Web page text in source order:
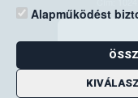
Alapműködést
E-mail: